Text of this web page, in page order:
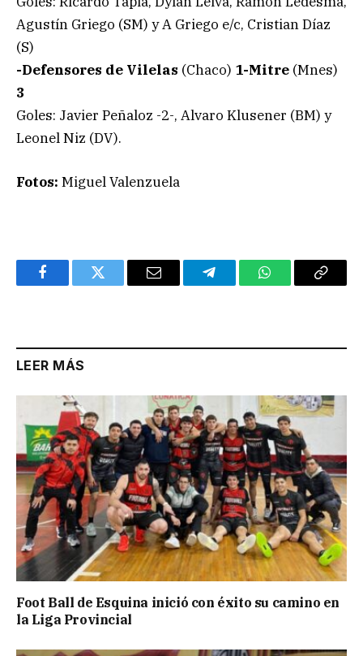
Agustín Griego (SM) y A Griego e/c, Cristian Díaz
(S)
-Defensores de Vilelas (Chaco) 1-Mitre (Mnes)
3
Goles: Javier Peñaloz -2-, Alvaro Klusener (BM) y
Leonel Niz (DV).
Fotos: Miguel Valenzuela
FacebookTwitter Email TelegramWhatsAppCopy
LEER MÁS
Foot Ball de Esquina inició con éxito su camino en
la Liga Provincial